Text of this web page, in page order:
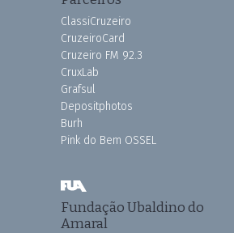
ClassiCruzeiro
CruzeiroCard
Cruzeiro FM 92.3
CruxLab
Grafsul
Depositphotos
Burh
Pink do Bem OSSEL
Fundação Ubaldino do
Amaral